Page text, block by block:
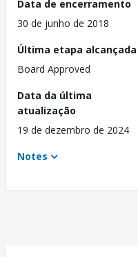
Data de encerramento
30 de junho de 2018
Última etapa alcançada
Board Approved
Data da última
atualização
19 de dezembro de 2024
Notes